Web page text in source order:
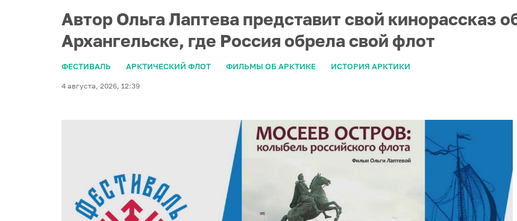
Автор Ольга Лаптева представит свой кинорассказ
Архангельске, где Россия обрела свой флот
ФЕСТИВАЛЬ АРКТИЧЕСКИЙ ФЛОТ ФИЛЬМЫ ОБ АРКТИКЕ ИСТОРИЯ АРКТИКИ
4 августа, 2026, 12:39